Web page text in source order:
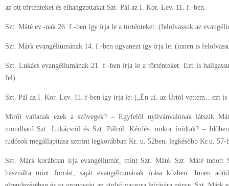
az ott történteket és elhangzottakat Szt. Pál az I. Kor. Lev. 11. f.-ben.
Szt. Máté ev.-nak 26. f.-ben így írja le a történteket: (felolvassuk az
Szt. Márk evangéliumának 14. f.-ben ugyanezt így írja le: (innen is
Szt. Lukács evangéliumának 21. f.-ben írja le a történteket. Ezt is
fel).
Szt. Pál az I. Kor. Lev. 11. f-ben így írja le: („Én ui. az Úrtól vettem…ezt is
Miről vallanak ezek a szövegek? – Egyfelől nyilvánvalónak látszik
mondható Szt. Lukácsról és Szt. Pálról. Kérdés: mikor íródtak? –
tudósok megállapítása szerint legkorábban Kr. u. 52ben, legkésőbb Kr.u. 57-
Szt. Márk korábban írja evangéliumát, mint Szt. Máté. Szt. Máté tudott
használta mint forrást, saját evangéliumának írása közben. Innen